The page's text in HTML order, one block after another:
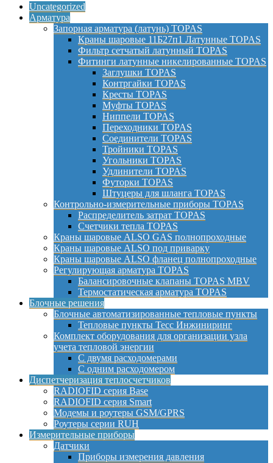
Uncategorized
Арматура
Запорная арматура (латунь) TOPAS
Краны шаровые 11Б27п1 Латунные TOPAS
Фильтр сетчатый латунный TOPAS
Фитинги латунные никелированные TOPAS
Заглушки TOPAS
Контргайки TOPAS
Кресты TOPAS
Муфты TOPAS
Ниппели TOPAS
Переходники TOPAS
Соединители TOPAS
Тройники TOPAS
Угольники TOPAS
Удлинители TOPAS
Футорки TOPAS
Штуцеры для шланга TOPAS
Контрольно-измерительные приборы TOPAS
Распределитель затрат TOPAS
Счетчики тепла TOPAS
Краны шаровые ALSO GAS полнопроходные
Краны шаровые ALSO под приварку
Краны шаровые ALSO фланец полнопроходные
Регулирующая арматура TOPAS
Балансировочные клапаны TOPAS MBV
Термостатическая арматура TOPAS
Блочные решения
Блочные автоматизированные тепловые пункты
Тепловые пункты Тесс Инжиниринг
Комплект оборудования для организации узла
учета тепловой энергии
С двумя расходомерами
С одним расходомером
Диспетчеризация теплосчетчиков
RADIOFID серия Base
RADIOFID серия Smart
Модемы и роутеры GSM/GPRS
Роутеры серии RUH
Измерительные приборы
Датчики
Приборы измерения давления